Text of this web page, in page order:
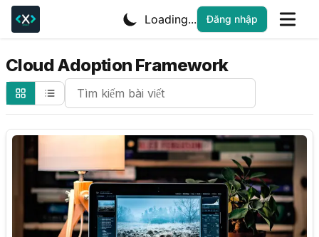
Loading... Đăng nhập
Cloud Adoption Framework
Search Cheatsheets